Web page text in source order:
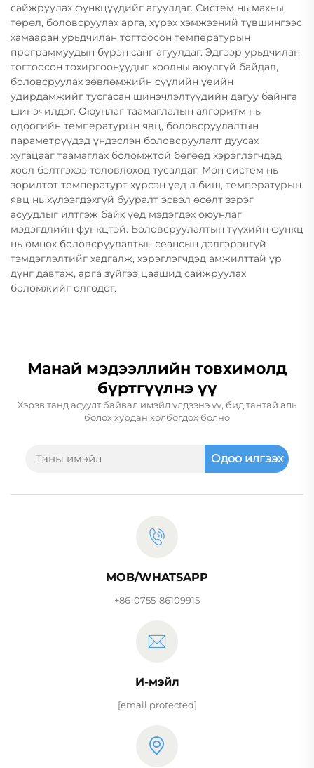
сайжруулах функцүүдийг агуулдаг. Систем нь махны
төрөл, боловсруулах арга, хүрэх хэмжээний түвшингээс
хамааран урьдчилан тогтоосон температурын
программуудын бүрэн санг агуулдаг. Эдгээр урьдчилан
тогтоосон тохиргоонуудыг хоолны аюулгүй байдал,
боловсруулах зөвлөмжийн сүүлийн үеийн
удирдамжийг тусгасан шинэчлэлтүүдийн дагуу байнга
шинэчилдэг. Оюунлаг таамаглалын алгоритм нь
одоогийн температурын явц, боловсруулалтын
параметрүүдэд үндэслэн боловсруулалт дуусах
хугацааг таамаглах боломжтой бөгөөд хэрэглэгчдэд
хоол бэлтгэхээ төлөвлөхөд тусалдаг. Мөн систем нь
зорилтот температурт хүрсэн үед л биш, температурын
явц нь хүлээгдэхгүй бууралт эсвэл өсөлт зэрэг
асуудлыг илтгэж байх үед мэдэгдэх оюунлаг
мэдэгдлийн функцтэй. Боловсруулалтын түүхийн функц
нь өмнөх боловсруулалтын сеансын дэлгэрэнгүй
тэмдэглэлтийг хадгалж, хэрэглэгчдэд амжилттай үр
дүнг давтаж, арга зүйгээ цаашид сайжруулах
боломжийг олгодог.
Манай мэдээллийн товхимолд
бүртгүүлнэ үү
Хэрэв танд асуулт байвал имэйл үлдээнэ үү, бид тантай аль
болох хурдан холбогдох болно
Одоо илгээх
MOB/WHATSAPP
+86-0755-86109915
И-мэйл
[email protected]